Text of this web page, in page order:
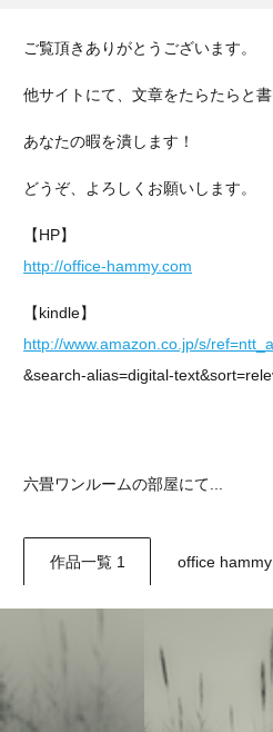
ご覧頂きありがとうございます。
他サイトにて、文章をたらたらと
あなたの暇を潰します！
どうぞ、よろしくお願いします。
【HP】
http://office-hammy.com
【kindle】
http://www.amazon.co.jp/s/
&search-alias=digital-
六畳ワンルームの部屋にて...
作品一覧 1 office hammy